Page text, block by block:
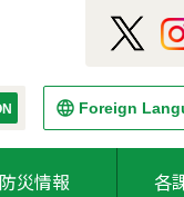
Foreign
防災情報 各